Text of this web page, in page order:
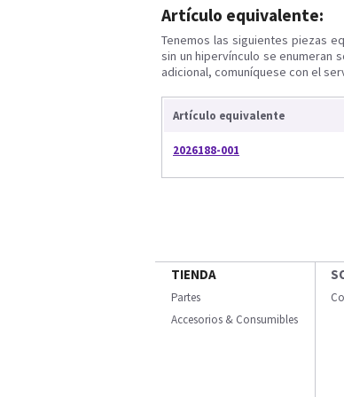
Artículo equivalente:
Tenemos las siguientes piezas
sin un hipervínculo se enumeran
adicional, comuníquese con el
Artículo equivalente
2026188-001
TIENDA
Partes
Accesorios & Consumibles